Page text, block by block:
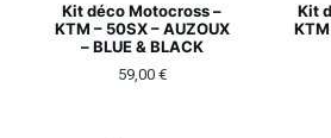
Kit déco Motocross –
KTM – 50SX – AUZOUX
– BLUE & BLACK
59,00 €
Kit
KTM